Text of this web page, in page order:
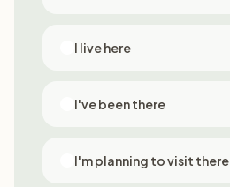
I live here
I've been there
I'm planning to visit there